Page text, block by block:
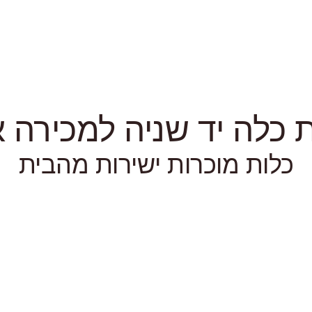
כלה יד שניה למכירה
כלות מוכרות ישירות מהבית